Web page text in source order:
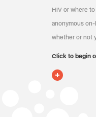
HIV or where
anonymous
whether or not
Click to begin